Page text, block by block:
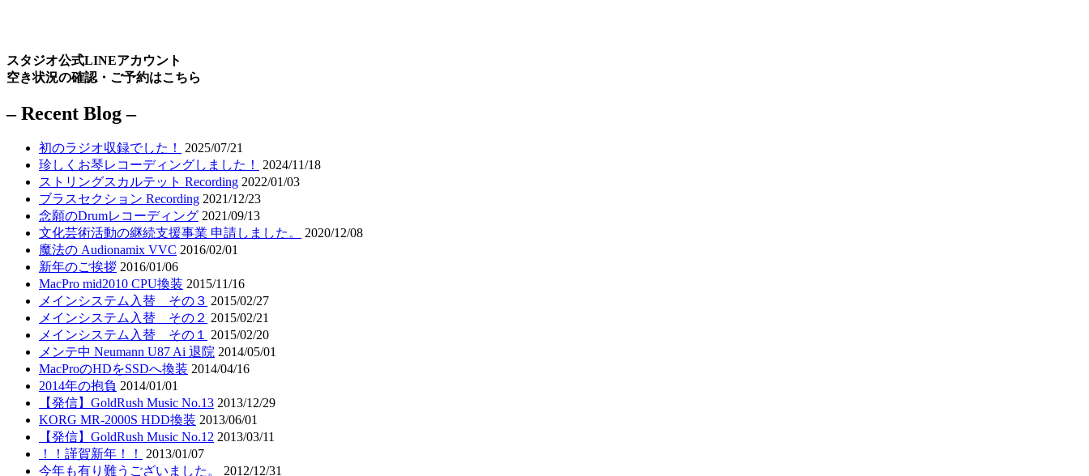
スタジオ公式LINEアカウント
空き状況の確認・ご予約はこちら
– Recent Blog –
初のラジオ収録でした！
2025/07/21
珍しくお琴レコーディングしました！
2024/11/18
ストリングスカルテット Recording 2022/01/03
ブラスセクション Recording 2021/12/23
念願のDrumレコーディング 2021/09/13
文化芸術活動の継続支援事業 申請しました。
2020/12/08
魔法の Audionamix VVC 2016/02/01
新年のご挨拶 2016/01/06
MacPro mid2010 CPU換装 2015/11/16
メインシステム入替 その３ 2015/02/27
メインシステム入替 その２ 2015/02/21
メインシステム入替 その１ 2015/02/20
メンテ中 Neumann U87 Ai 退院 2014/05/01
MacProのHDをSSDへ換装 2014/04/16
2014年の抱負 2014/01/01
【発信】GoldRush Music No.13 2013/12/29
KORG MR-2000S HDD換装 2013/06/01
【発信】GoldRush Music No.12 2013/03/11
！！謹賀新年！！
2013/01/07
今年も有り難うございました。
2012/12/31